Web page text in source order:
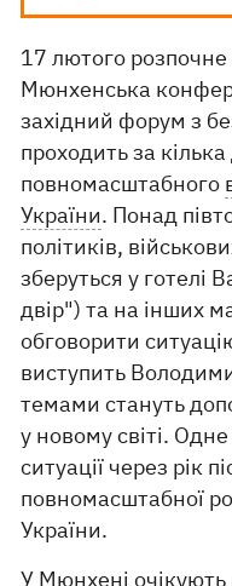
17 лютого
Мюнхенська
західний форум з
проходить за
повномасштабного
України. Понад
політиків,
зберуться у готелі
двір") та на інших
обговорити
виступить
темами стануть
у новому світі.
ситуації через рік
повномасштабної
України.
У Мюнхені